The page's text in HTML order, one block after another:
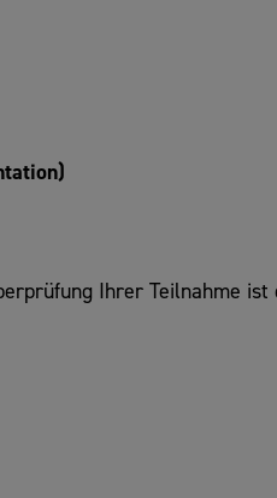
Ihrer Teilnahme